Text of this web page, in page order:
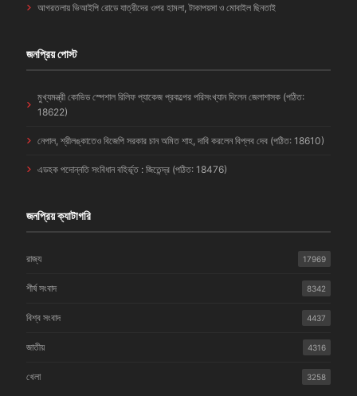
আগরতলায় ভিআইপি রোডে যাত্রীদের ওপর হামলা, টাকাপয়সা ও মোবাইল ছিনতাই
জনপ্রিয় পোস্ট
মুখ্যমন্ত্রী কোভিড স্পেশাল রিলিফ প্যাকেজ প্রকল্পের পরিসংখ্যান দিলেন জেলাশাসক (পঠিত:
18622)
নেপাল, শ্রীলঙ্কাতেও বিজেপি সরকার চান অমিত শাহ, দাবি করলেন বিপ্লব দেব (পঠিত: 18610)
এডহক পদোন্নতি সংবিধান বহির্ভূত : জিতেন্দ্র (পঠিত: 18476)
জনপ্রিয় ক্যাটাগরি
রাজ্য 17969
শীর্ষ সংবাদ 8342
বিশ্ব সংবাদ 4437
জাতীয় 4316
খেলা 3258